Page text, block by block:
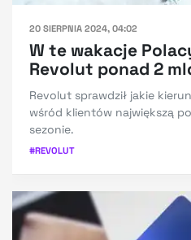
20 SIERPNIA 2024, 04:02
W te wakacje
Revolut ponad 2
Revolut sprawdził jakie
wśród klientów największą
sezonie.
#REVOLUT